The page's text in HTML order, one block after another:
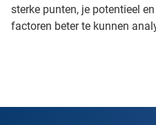
sterke punten, je potentieel
factoren beter te kunnen